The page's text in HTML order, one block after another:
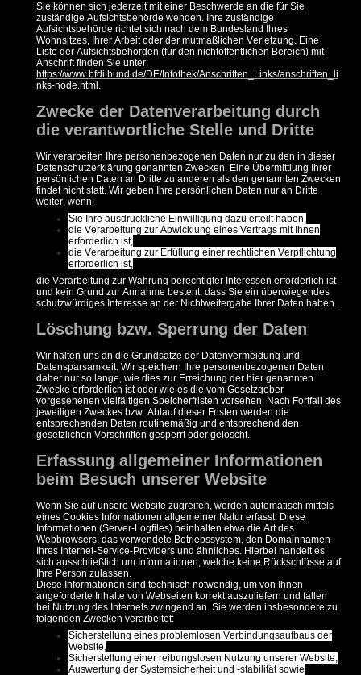
Sie können sich jederzeit mit einer Beschwerde an die für Sie
zuständige Aufsichtsbehörde wenden. Ihre zuständige
Aufsichtsbehörde richtet sich nach dem Bundesland Ihres
Wohnsitzes, Ihrer Arbeit oder der mutmaßlichen Verletzung. Eine
Liste der Aufsichtsbehörden (für den nichtöffentlichen Bereich) mit
Anschrift finden Sie unter:
https://www.bfdi.bund.de/DE/Infothek/Anschriften_Links/anschriften_li
nks-node.html .
Zwecke der Datenverarbeitung durch
die verantwortliche Stelle und Dritte
Wir verarbeiten Ihre personenbezogenen Daten nur zu den in dieser
Datenschutzerklärung genannten Zwecken. Eine Übermittlung Ihrer
persönlichen Daten an Dritte zu anderen als den genannten Zwecken
findet nicht statt. Wir geben Ihre persönlichen Daten nur an Dritte
weiter, wenn:
Sie Ihre ausdrückliche Einwilligung dazu erteilt haben,
die Verarbeitung zur Abwicklung eines Vertrags mit Ihnen
erforderlich ist,
die Verarbeitung zur Erfüllung einer rechtlichen Verpflichtung
erforderlich ist,
die Verarbeitung zur Wahrung berechtigter Interessen erforderlich ist
und kein Grund zur Annahme besteht, dass Sie ein überwiegendes
schutzwürdiges Interesse an der Nichtweitergabe Ihrer Daten haben.
Löschung bzw. Sperrung der Daten
Wir halten uns an die Grundsätze der Datenvermeidung und
Datensparsamkeit. Wir speichern Ihre personenbezogenen Daten
daher nur so lange, wie dies zur Erreichung der hier genannten
Zwecke erforderlich ist oder wie es die vom Gesetzgeber
vorgesehenen vielfältigen Speicherfristen vorsehen. Nach Fortfall des
jeweiligen Zweckes bzw. Ablauf dieser Fristen werden die
entsprechenden Daten routinemäßig und entsprechend den
gesetzlichen Vorschriften gesperrt oder gelöscht.
Erfassung allgemeiner Informationen
beim Besuch unserer Website
Wenn Sie auf unsere Website zugreifen, werden automatisch mittels
eines Cookies Informationen allgemeiner Natur erfasst. Diese
Informationen (Server-Logfiles) beinhalten etwa die Art des
Webbrowsers, das verwendete Betriebssystem, den Domainnamen
Ihres Internet-Service-Providers und ähnliches. Hierbei handelt es
sich ausschließlich um Informationen, welche keine Rückschlüsse auf
Ihre Person zulassen.
Diese Informationen sind technisch notwendig, um von Ihnen
angeforderte Inhalte von Webseiten korrekt auszuliefern und fallen
bei Nutzung des Internets zwingend an. Sie werden insbesondere zu
folgenden Zwecken verarbeitet:
Sicherstellung eines problemlosen Verbindungsaufbaus der
Website,
Sicherstellung einer reibungslosen Nutzung unserer Website,
Auswertung der Systemsicherheit und -stabilität sowie